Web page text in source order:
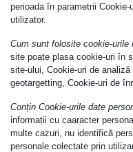
perioada în parametrii
utilizator.
Cum sunt folosite cookie-
site poate plasa cookie-uri în
site-ului, Cookie-uri de
geotargetting, Cookie-uri de
Conțin Cookie-urile date
informații cu caaracter
multe cazuri, nu identifică
personale colectate prin